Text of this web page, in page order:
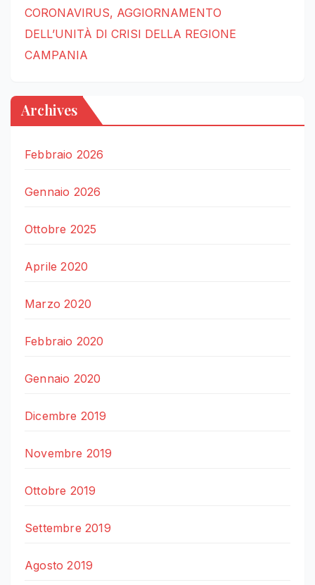
CORONAVIRUS, AGGIORNAMENTO
DELL’UNITÀ DI CRISI DELLA REGIONE
CAMPANIA
Archives
Febbraio 2026
Gennaio 2026
Ottobre 2025
Aprile 2020
Marzo 2020
Febbraio 2020
Gennaio 2020
Dicembre 2019
Novembre 2019
Ottobre 2019
Settembre 2019
Agosto 2019